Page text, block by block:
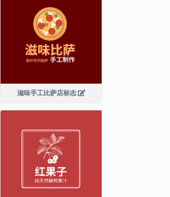
滋味手工比萨店标志